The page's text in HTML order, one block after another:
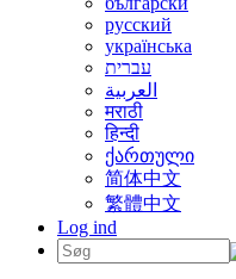
русский
українська
עברית
العربية
मराठी
हिन्दी
ქართული
简体中文
繁體中文
Log ind